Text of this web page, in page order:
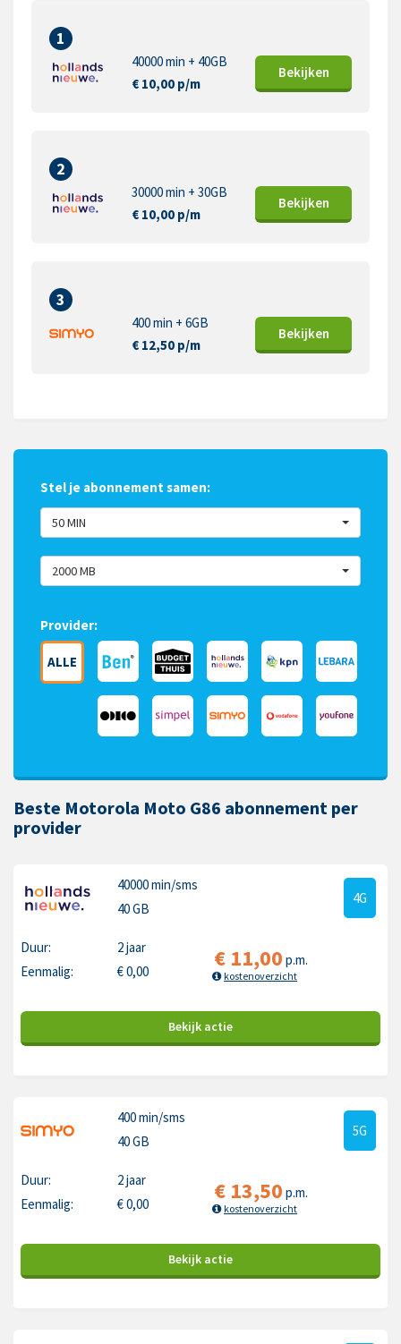
1
40000 min + 40GB
€ 10,00 p/m
Bekijken
2
30000 min + 30GB
€ 10,00 p/m
Bekijken
3
400 min + 6GB
€ 12,50 p/m
Bekijken
Stel je abonnement samen:
50 MIN
2000 MB
Provider:
ALLE
Beste Motorola Moto G86 abonnement per
provider
40000 min/sms
40 GB
4G
Duur:
2 jaar
Eenmalig:
€0,00 € 11,00 p.m.
kostenoverzicht
Bekijk actie
400 min/sms
40 GB
5G
Duur:
2 jaar
Eenmalig:
€0,00 € 13,50 p.m.
kostenoverzicht
Bekijk actie